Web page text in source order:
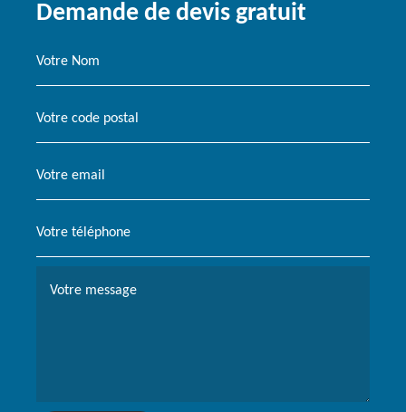
Demande de devis gratuit